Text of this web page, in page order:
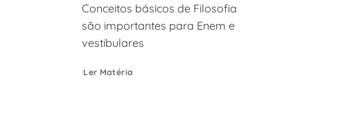
Conceitos básicos de Filosofia
são importantes para Enem e
vestibulares
Ler Matéria